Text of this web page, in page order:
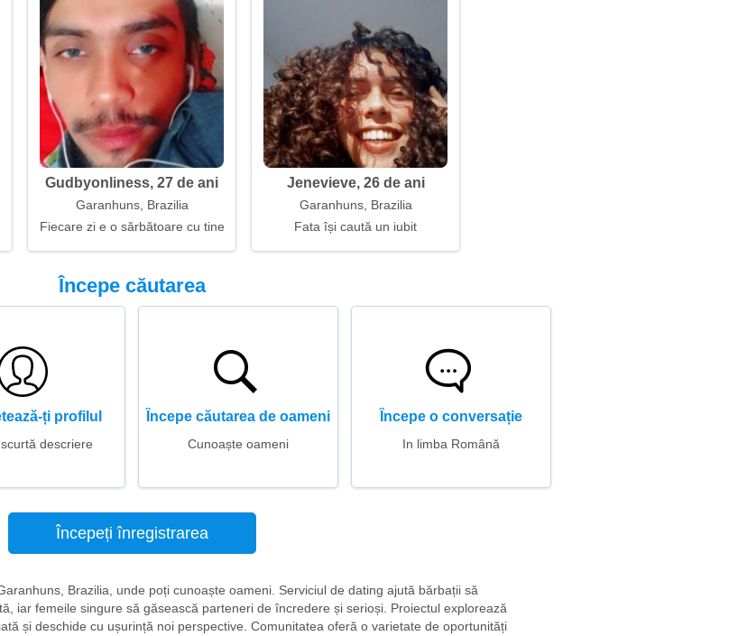
Gudbyonliness, 27 de ani
Garanhuns, Brazilia
Fiecare zi e o sărbătoare cu tine
Jenevieve, 26 de ani
Garanhuns, Brazilia
Fata își caută un iubit
Începe căutarea
ți profilul
descriere
Începe căutarea de oameni
Cunoaște oameni
Începe o conversație
In limba Română
Începeți înregistrarea
Brazilia, unde poți cunoaște oameni. Serviciul de dating ajută bărbații să
iar femeile singure să găsească parteneri de încredere și serioși. Proiectul explorează
și deschide cu ușurință noi perspective. Comunitatea oferă o varietate de oportunități